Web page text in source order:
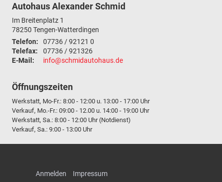
Autohaus Alexander Schmid
Im Breitenplatz 1
78250 Tengen-Watterdingen
Telefon:
07736 / 92121 0
Telefax:
07736 / 921326
E-Mail:
info@schmidautohaus.de
Öffnungszeiten
Werkstatt, Mo-Fr.: 8:00 - 12:00 u. 13:00 - 17:00 Uhr
Verkauf, Mo.-Fr.: 09:00 - 12.00 u. 14:00 - 19:00 Uhr
Werkstatt, Sa.: 8:00 - 12:00 Uhr (Notdienst)
Verkauf, Sa.: 9:00 - 13:00 Uhr
Anmelden
Impressum